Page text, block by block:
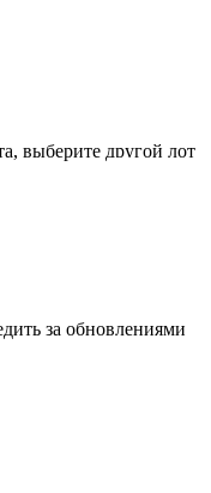
выберите другой лот
за обновлениями